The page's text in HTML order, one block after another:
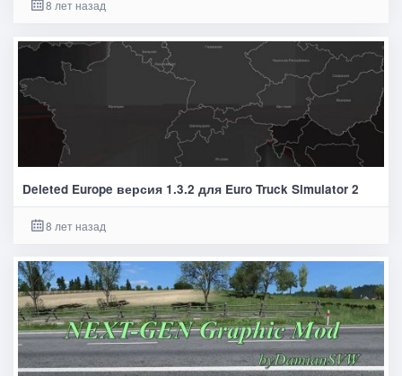
8 лет назад
Deleted Europe версия 1.3.2 для Euro Truck Simulator 2
8 лет назад